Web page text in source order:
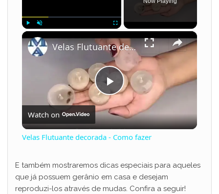
×
P
l
y
Velas Flutuante decorada - Como fazer
Watch on
Velas Flutuante decorada - Como fazer
E também mostraremos dicas especiais para aqueles
que já possuem gerânio em casa e desejam
reproduzi-los através de mudas. Confira a seguir!